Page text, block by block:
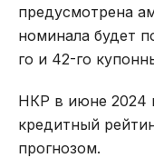
предусмотрена
номинала будет
го и 42-го
НКР в июне 2024
кредитный
прогнозом.